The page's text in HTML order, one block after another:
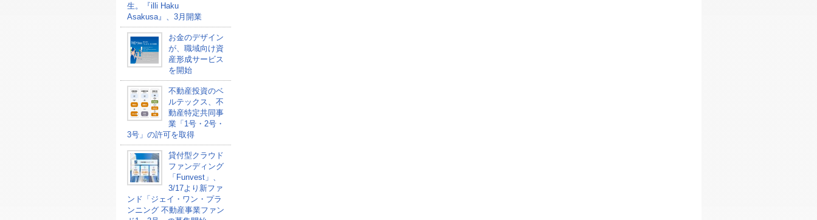
生。『illi Haku
Asakusa』、3月開業
お金のデザイン
が、職域向け資
産形成サービス
を開始
不動産投資のベ
ルテックス、不
動産特定共同事
業「1号・2号・
3号」の許可を取得
貸付型クラウド
ファンディング
「Funvest」、
3/17より新ファ
ンド「ジェイ・ワン・プラ
ンニング 不動産事業ファン